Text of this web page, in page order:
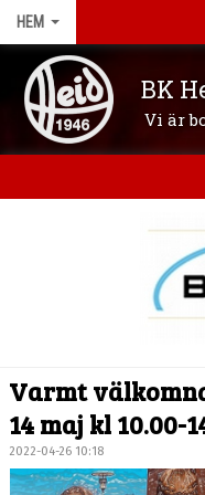
HEM
BK
Vi är
KONTAKT
Varmt
14 maj kl 10.00-
2022-04-26 10:18